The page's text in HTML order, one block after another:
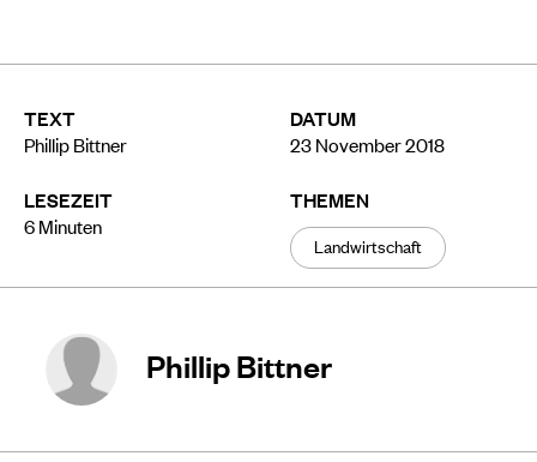
TEXT
Phillip Bittner
LESEZEIT
6Minuten
DATUM
23 November 2018
THEMEN
Landwirtschaft
Phillip Bittner